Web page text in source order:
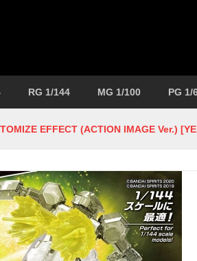
RG 1/144 MG 1/100 PG 1/
EFFECT (ACTION IMAGE Ver.)